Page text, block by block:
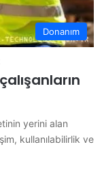
Donanım
yerini alan
kullanılabilirlik ve